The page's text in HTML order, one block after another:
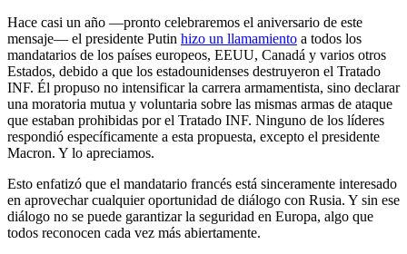
Hace casi un año —pronto celebraremos el aniversario de este
mensaje— el presidente Putin hizo un llamamiento a todos los
mandatarios de los países europeos, EEUU, Canadá y varios otros
Estados, debido a que los estadounidenses destruyeron el Tratado
INF. Él propuso no intensificar la carrera armamentista, sino declarar
una moratoria mutua y voluntaria sobre las mismas armas de ataque
que estaban prohibidas por el Tratado INF. Ninguno de los líderes
respondió específicamente a esta propuesta, excepto el presidente
Macron. Y lo apreciamos.
Esto enfatizó que el mandatario francés está sinceramente interesado
en aprovechar cualquier oportunidad de diálogo con Rusia. Y sin ese
diálogo no se puede garantizar la seguridad en Europa, algo que
todos reconocen cada vez más abiertamente.